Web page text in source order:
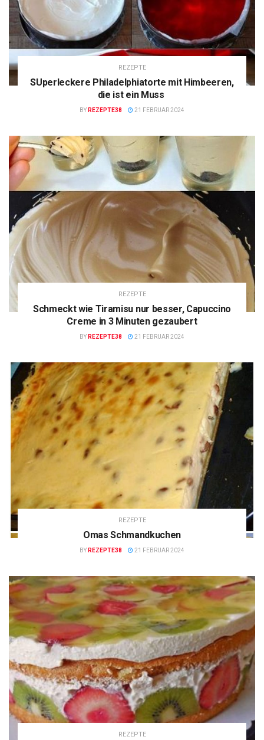
REZEPTE
SUperleckere Philadelphiatorte mit Himbeeren,
die ist ein Muss
BY REZEPTE38 21 FEBRUAR 2024
REZEPTE
Schmeckt wie Tiramisu nur besser, Capuccino
Creme in 3 Minuten gezaubert
BY REZEPTE38 21 FEBRUAR 2024
REZEPTE
Omas Schmandkuchen
BY REZEPTE38 21 FEBRUAR 2024
REZEPTE